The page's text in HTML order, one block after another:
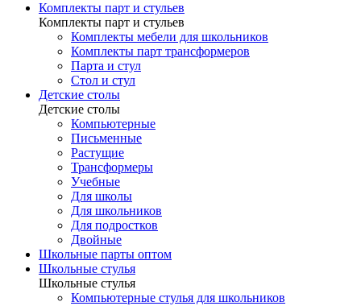
Комплекты парт и стульев
Комплекты парт и стульев
Комплекты мебели для школьников
Комплекты парт трансформеров
Парта и стул
Стол и стул
Детские столы
Детские столы
Компьютерные
Письменные
Растущие
Трансформеры
Учебные
Для школы
Для школьников
Для подростков
Двойные
Школьные парты оптом
Школьные стулья
Школьные стулья
Компьютерные стулья для школьников